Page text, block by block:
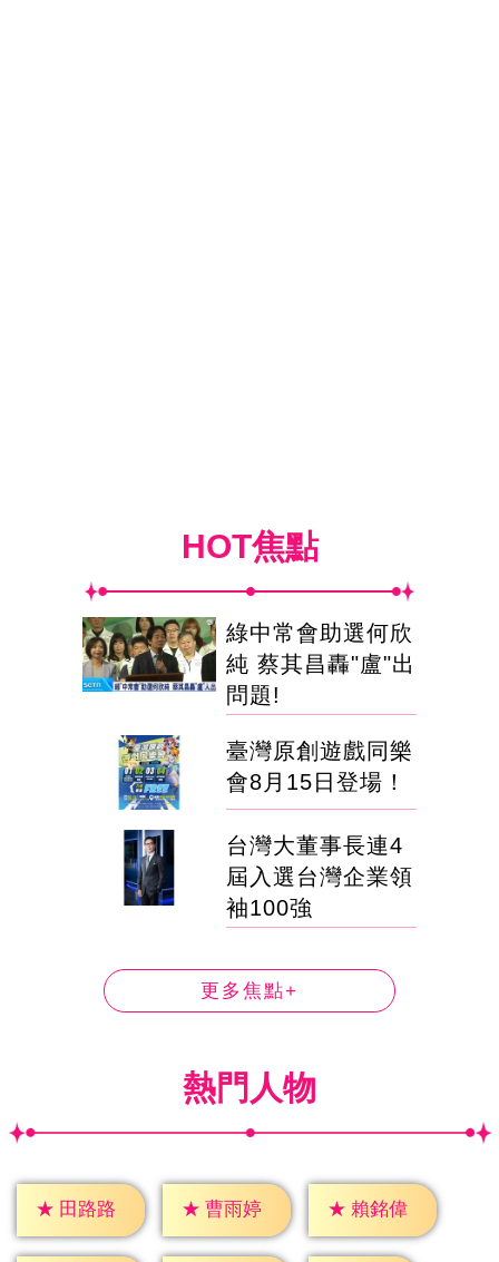
HOT焦點
綠中常會助選何欣
純 蔡其昌轟"盧"出
問題!
臺灣原創遊戲同樂
會8月15日登場！
台灣大董事長連4
屆入選台灣企業領
袖100強
更多焦點+
熱門人物
★ 田路路 ★ 曹雨婷 ★ 賴銘偉